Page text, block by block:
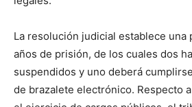
La resolución judicial establece una
años de prisión, de los cuales dos
suspendidos y uno deberá
de brazalete electrónico. Respecto